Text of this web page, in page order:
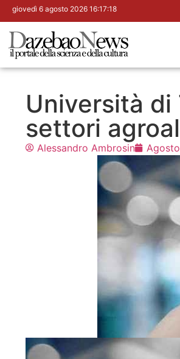
giovedì 6 agosto 2026 16:17:19
Università di
settori
Alessandro Ambrosin